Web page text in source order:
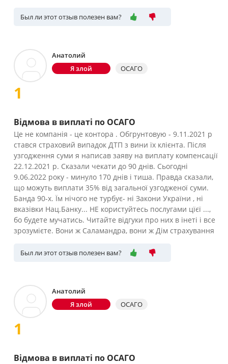
Был ли этот отзыв полезен вам?
Анатолий
Я злой
ОСАГО
1
Відмова в виплаті по ОСАГО
Це не компанія - це контора . Обгрунтовую - 9.11.2021 р
стався страховий випадок ДТП з вини їх клієнта. Після
узгодження суми я написав заяву на виплату компенсації
22.12.2021 р. Сказали чекати до 90 днів. Сьогодні
9.06.2022 року - минуло 170 днів і тиша. Правда сказали,
що можуть виплати 35% від загальної узгодженої суми.
Банда 90-х. Їм нічого не турбує- ні Закони України , ні
вказівки Нац.Банку... НЕ користуйтесь послугами цїєї ...,
бо будете мучатись. Читайте відгуки про них в інеті і все
зрозумієте. Вони ж Саламандра, вони ж Дім страхування
Был ли этот отзыв полезен вам?
Анатолий
Я злой
ОСАГО
1
Відмова в виплаті по ОСАГО